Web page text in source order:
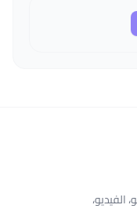
الفيديو،